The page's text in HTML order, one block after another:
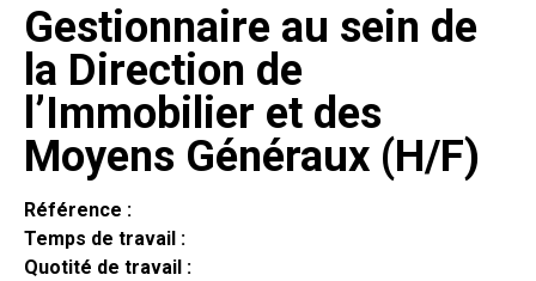
Gestionnaire au sein de
la Direction de
l’Immobilier et des
Moyens Généraux (H/F)
Référence :
Temps de travail :
Quotité de travail :